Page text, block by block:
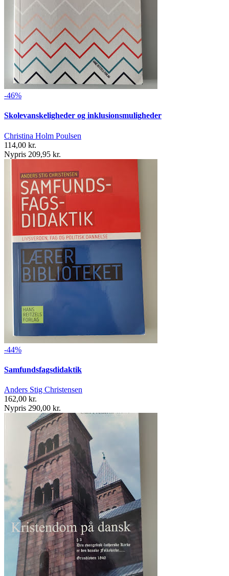
-46%
Skolevanskeligheder og inklusionsmuligheder
Christina Holm Poulsen
114,00 kr.
Nypris 209,95 kr.
-44%
Samfundsfagsdidaktik
Anders Stig Christensen
162,00 kr.
Nypris 290,00 kr.